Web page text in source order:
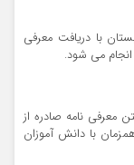
با دریافت معرفی
انجام می شود.
معرفی نامه صادره از
با دانش آموزان